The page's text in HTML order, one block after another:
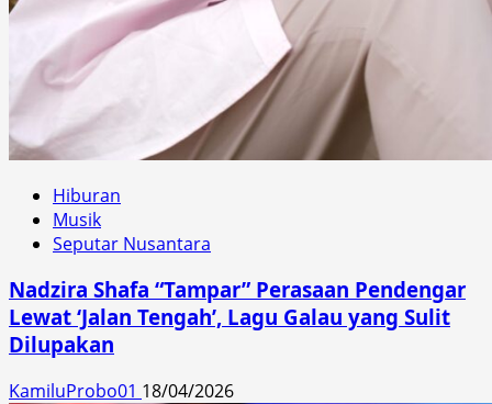
Hiburan
Musik
Seputar Nusantara
Nadzira Shafa “Tampar” Perasaan Pendengar
Lewat ‘Jalan Tengah’, Lagu Galau yang Sulit
Dilupakan
KamiluProbo01 18/04/2026